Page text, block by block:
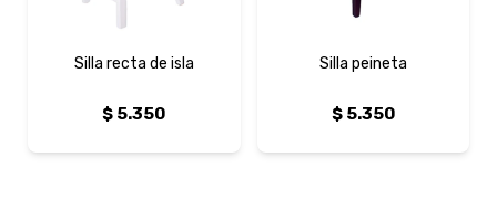
Silla recta de isla
$ 5.350
Silla peineta
$ 5.350